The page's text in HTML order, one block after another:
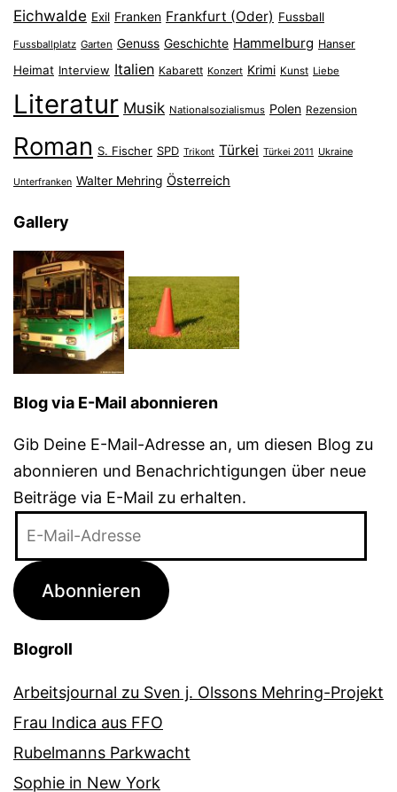
Eichwalde Exil Franken Frankfurt (Oder) Fussball
Fussballplatz Garten Genuss Geschichte Hammelburg Hanser
Heimat Interview Italien Kabarett Konzert Krimi Kunst Liebe
Literatur Musik Nationalsozialismus Polen Rezension
Roman S. Fischer SPD Trikont Türkei Türkei 2011 Ukraine
Unterfranken Walter Mehring Österreich
Gallery
Blog via E-Mail abonnieren
Gib Deine E-Mail-Adresse an, um diesen Blog zu
abonnieren und Benachrichtigungen über neue
Beiträge via E-Mail zu erhalten.
Adresse
Abonnieren
Blogroll
Arbeitsjournal zu Sven j. Olssons Mehring-Projekt
Frau Indica aus FFO
Rubelmanns Parkwacht
Sophie in New York